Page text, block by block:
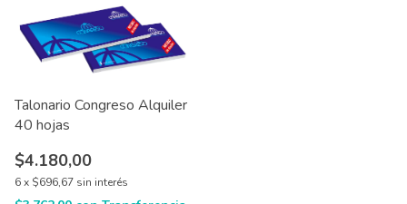
Talonario Congreso Alquiler
40 hojas
$4.180,00
6x $696,67 sin interés